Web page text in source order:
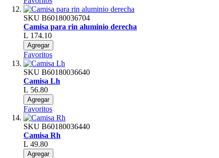
SKU B60180036704
Camisa para rin aluminio derecha
L 174.10
Agregar
Favoritos
SKU B60180036640
Camisa Lh
L 56.80
Agregar
Favoritos
SKU B60180036440
Camisa Rh
L 49.80
Agregar